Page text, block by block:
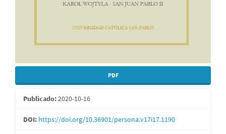
PDF
Publicado:2020-10-16
DOI: https://doi.org/10.36901/persona.v17i17.1190